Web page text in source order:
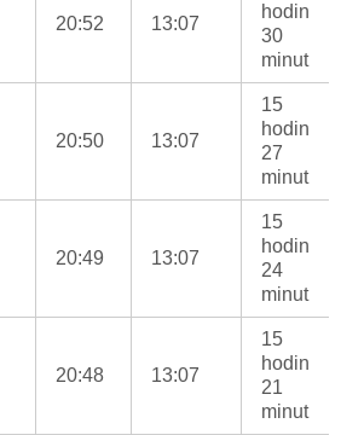
20:52 13:07
hodin
30
minut
20:50 13:07
15
hodin
27
minut
20:49 13:07
15
hodin
24
minut
20:48 13:07
15
hodin
21
minut